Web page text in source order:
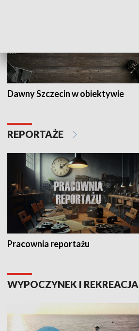
Dawny Szczecin w obiektywie
REPORTAŻE
Pracownia reportażu
WYPOCZYNEK I REKREACJA